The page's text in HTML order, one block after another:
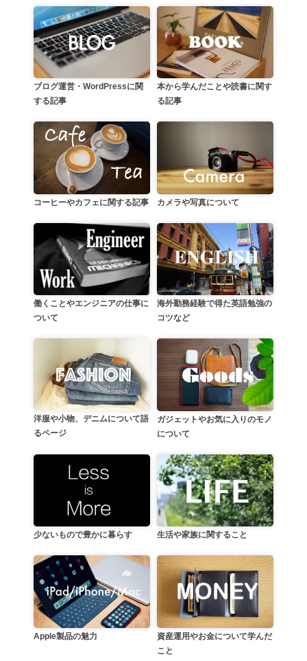
ブログ運営・WordPressに関
する記事
本から学んだことや読書に関す
る記事
コーヒーやカフェに関する記事 カメラや写真について
働くことやエンジニアの仕事に
ついて
海外勤務経験で得た英語勉強の
コツなど
洋服や小物、デニムについて語
るページ
ガジェットやお気に入りのモノ
について
少ないもので豊かに暮らす 生活や家族に関すること
Apple製品の魅力
資産運用やお金について学んだ
こと